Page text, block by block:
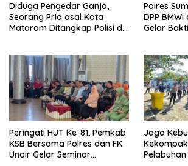
Diduga Pengedar Ganja,
Seorang Pria asal Kota
Mataram Ditangkap Polisi di
Polres
DPP
Gelar
Peringati HUT Ke-81, Pemkab
KSB Bersama Polres dan FK
Unair Gelar Seminar
Jaga